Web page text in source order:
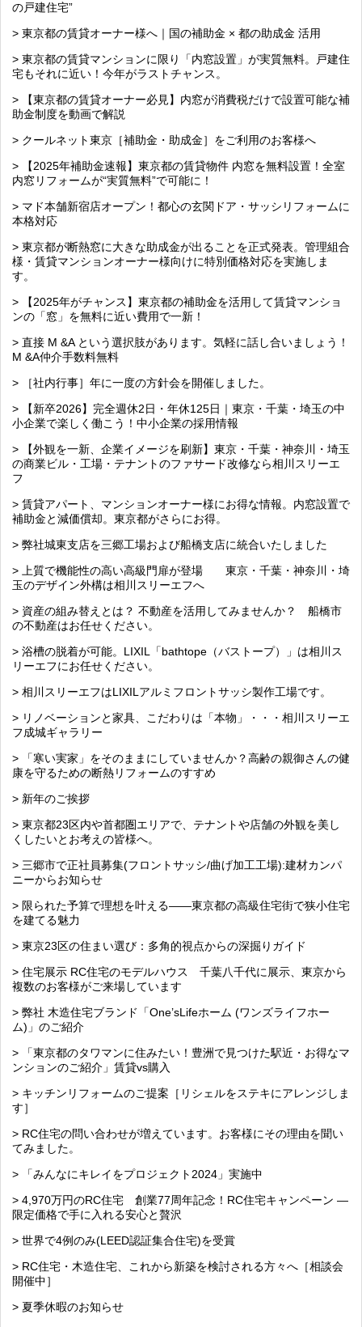
の戸建住宅”
> 東京都の賃貸オーナー様へ｜国の補助金 × 都の助成金 活用
> 東京都の賃貸マンションに限り「内窓設置」が実質無料。戸建住
宅もそれに近い！今年がラストチャンス。
> 【東京都の賃貸オーナー必見】内窓が消費税だけで設置可能な補
助金制度を動画で解説
> クールネット東京［補助金・助成金］をご利用のお客様へ
> 【2025年補助金速報】東京都の賃貸物件 内窓を無料設置！全室
内窓リフォームが“実質無料”で可能に！
> マド本舗新宿店オープン！都心の玄関ドア・サッシリフォームに
本格対応
> 東京都が断熱窓に大きな助成金が出ることを正式発表。管理組合
様・賃貸マンションオーナー様向けに特別価格対応を実施しま
す。
> 【2025年がチャンス】東京都の補助金を活用して賃貸マンショ
ンの「窓」を無料に近い費用で一新！
> 直接 M &A という選択肢があります。気軽に話し合いましょう！
M &A仲介手数料無料
> ［社内行事］年に一度の方針会を開催しました。
> 【新卒2026】完全週休2日・年休125日｜東京・千葉・埼玉の中
小企業で楽しく働こう！中小企業の採用情報
> 【外観を一新、企業イメージを刷新】東京・千葉・神奈川・埼玉
の商業ビル・工場・テナントのファサード改修なら相川スリーエ
フ
> 賃貸アパート、マンションオーナー様にお得な情報。内窓設置で
補助金と減価償却。東京都がさらにお得。
> 弊社城東支店を三郷工場および船橋支店に統合いたしました
> 上質で機能性の高い高級門扉が登場 東京・千葉・神奈川・埼
玉のデザイン外構は相川スリーエフへ
> 資産の組み替えとは？ 不動産を活用してみませんか？ 船橋市
の不動産はお任せください。
> 浴槽の脱着が可能。LIXIL「bathtope（バストープ）」は相川ス
リーエフにお任せください。
> 相川スリーエフはLIXILアルミフロントサッシ製作工場です。
> リノベーションと家具、こだわりは「本物」・・・相川スリーエ
フ成城ギャラリー
> 「寒い実家」をそのままにしていませんか？高齢の親御さんの健
康を守るための断熱リフォームのすすめ
> 新年のご挨拶
> 東京都23区内や首都圏エリアで、テナントや店舗の外観を美し
くしたいとお考えの皆様へ。
> 三郷市で正社員募集(フロントサッシ/曲げ加工工場):建材カンパ
ニーからお知らせ
> 限られた予算で理想を叶える――東京都の高級住宅街で狭小住宅
を建てる魅力
> 東京23区の住まい選び：多角的視点からの深掘りガイド
> 住宅展示 RC住宅のモデルハウス 千葉八千代に展示、東京から
複数のお客様がご来場しています
> 弊社 木造住宅ブランド「One’sLifeホーム (ワンズライフホー
ム)」のご紹介
> 「東京都のタワマンに住みたい！豊洲で見つけた駅近・お得なマ
ンションのご紹介」賃貸vs購入
> キッチンリフォームのご提案［リシェルをステキにアレンジしま
す］
> RC住宅の問い合わせが増えています。お客様にその理由を聞い
てみました。
> 「みんなにキレイをプロジェクト2024」実施中
> 4,970万円のRC住宅 創業77周年記念！RC住宅キャンペーン ―
限定価格で手に入れる安心と贅沢
> 世界で4例のみ(LEED認証集合住宅)を受賞
> RC住宅・木造住宅、これから新築を検討される方々へ［相談会
開催中］
> 夏季休暇のお知らせ